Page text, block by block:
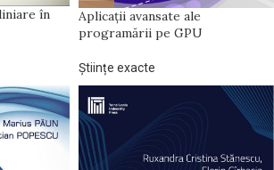
în
Aplicații avansate ale
programării pe GPU
Științe exacte